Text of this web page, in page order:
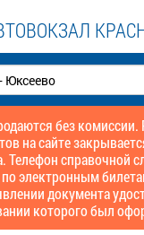
без комиссии.
на сайте
Телефон справочной
электронным
документа
которого был